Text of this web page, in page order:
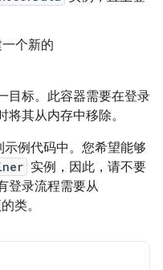
个新的
目标。此容器需要在登录
其从内存中移除。
示例代码中。您希望能够
实例，因此，请不要
登录流程需要从
类。